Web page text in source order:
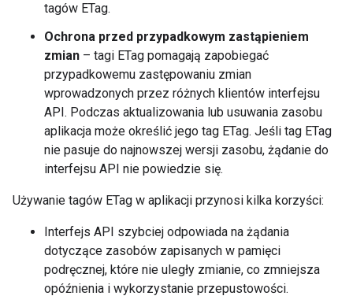
tagów ETag.
Ochrona przed przypadkowym zastąpieniem
zmian – tagi ETag pomagają zapobiegać
przypadkowemu zastępowaniu zmian
wprowadzonych przez różnych klientów interfejsu
API. Podczas aktualizowania lub usuwania zasobu
aplikacja może określić jego tag ETag. Jeśli tag ETag
nie pasuje do najnowszej wersji zasobu, żądanie do
interfejsu API nie powiedzie się.
Używanie tagów ETag w aplikacji przynosi kilka korzyści:
Interfejs API szybciej odpowiada na żądania
dotyczące zasobów zapisanych w pamięci
podręcznej, które nie uległy zmianie, co zmniejsza
opóźnienia i wykorzystanie przepustowości.